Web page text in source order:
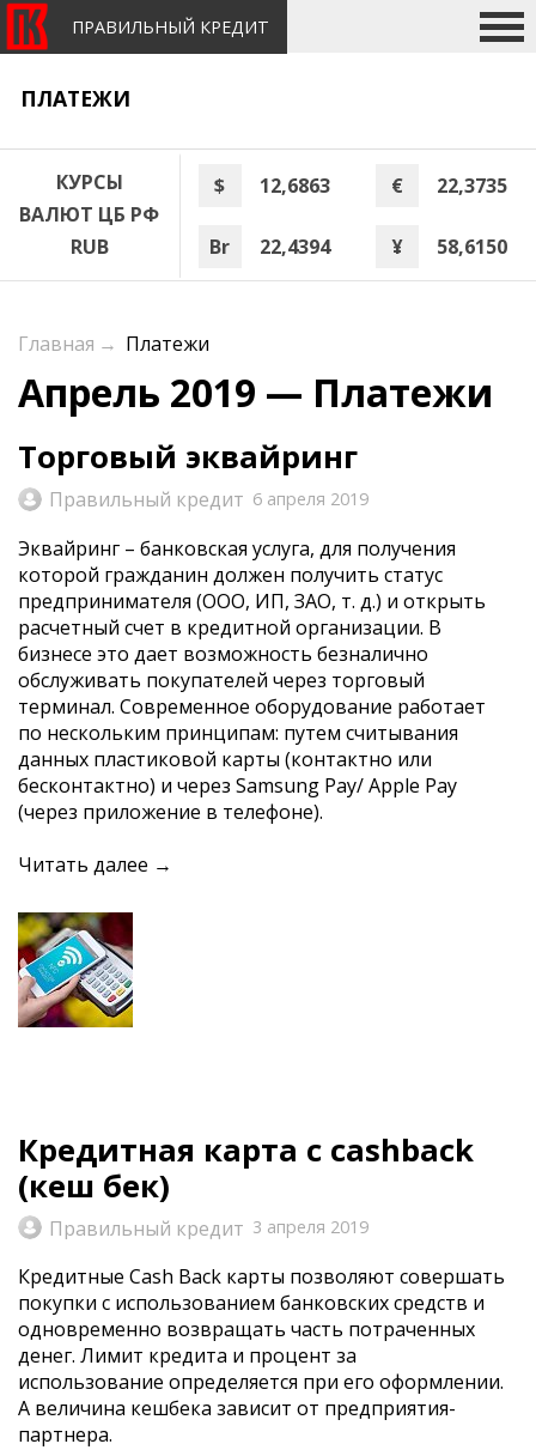
ПРАВИЛЬНЫЙ КРЕДИТ
ПЛАТЕЖИ
КУРСЫ
ВАЛЮТ ЦБ РФ
RUB
$ 12,6863 € 22,3735
Br 22,4394 ¥ 58,6150
Главная → Платежи
Апрель 2019 — Платежи
Торговый эквайринг
Правильный кредит 6 апреля 2019
Эквайринг – банковская услуга, для получения
которой гражданин должен получить статус
предпринимателя (ООО, ИП, ЗАО, т. д.) и открыть
расчетный счет в кредитной организации. В
бизнесе это дает возможность безналично
обслуживать покупателей через торговый
терминал. Современное оборудование работает
по нескольким принципам: путем считывания
данных пластиковой карты (контактно или
бесконтактно) и через Samsung Pay/ Apple Pay
(через приложение в телефоне).
Читать далее →
Кредитная карта с cashback
(кеш бек)
Правильный кредит 3 апреля 2019
Кредитные Cash Back карты позволяют совершать
покупки с использованием банковских средств и
одновременно возвращать часть потраченных
денег. Лимит кредита и процент за
использование определяется при его оформлении.
А величина кешбека зависит от предприятия-
партнера.